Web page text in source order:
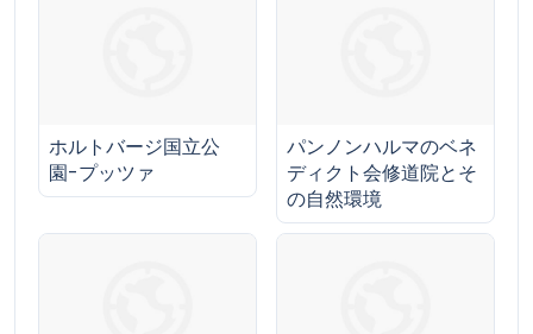
ホルトバージ国立公
園-プッツァ
パンノンハルマのベネ
ディクト会修道院とそ
の自然環境